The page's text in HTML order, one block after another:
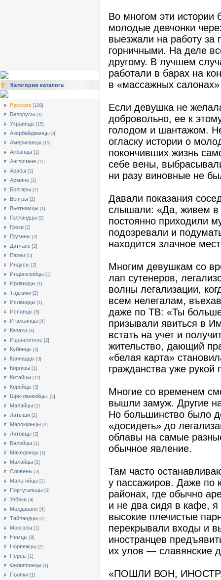
Категории каталога
Русские [100]
Белорусы [3]
Украинцы [15]
Азербайджанцы [4]
Американцы [15]
Албанцы [1]
Англичане [11]
Арабы [2]
Армяне [2]
Болгары [2]
Венгры [2]
Вьетнамцы [1]
Голландцы [2]
Греки [2]
Грузины [2]
Датчане [2]
Евреи [5]
Индусы [2]
Индонезийцы [1]
Ирландцы [1]
Таджики [2]
Исландцы [1]
Испанцы [5]
Итальянцы [4]
Казахи [3]
Израилитяне [2]
Кубинцы [3]
Каннадцы [3]
Киргизы [1]
Китайцы [12]
Корейцы [3]
Шри-ланкийцы. [2]
Малайцы [1]
Латыши [2]
Марокканцы [2]
Литовцы [2]
Балийцы [1]
Македонцы [1]
Малайцы [2]
Словены [2]
Мальтийцы [1]
Португальцы [3]
Узбеки [4]
Молдаване [4]
Тайландцы [2]
Монголы [1]
Немцы [9]
Норвежцы [2]
Персы [1]
Филиппинцы [1]
Поляки [1]
Во многом эти
молодые девчонки
выезжали на работу
горничными. На деле
другому. В лучшем
работали в барах на
в «массажных салонах»
Если девушка не
добровольно, ее к
голодом и шантажом.
огласку истории о
покончивших жизнь
себе вены,
ни разу виновные не
Давали показания
слышали: «Да, живем в
постоянно приходили
подозревали и
находится злачное
Многим девушкам со
лап сутенеров,
волны легализации,
всем нелегалам,
даже по ТВ: «Ты
призывали явиться в
встать на учет и
жительство, дающий
«белая карта»
гражданства уже рукой
Многие со временем
вышли замуж. Другие
Но большинство было
«досидеть» до
облавы на самые
обычное явление.
Там часто
у пассажиров. Даже по
районах, где обычно
и не два сидя в кафе,
высокие плечистые
перекрывали входы и
иностранцев
их улов — славянские
«ПОШЛИ ВОН,